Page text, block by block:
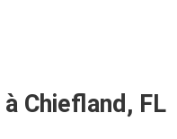
Chiefland, FL